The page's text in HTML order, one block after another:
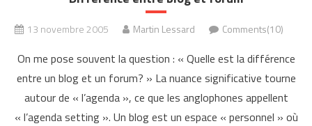
13 novembre 2005 Martin Lessard Comments(10)
On me pose souvent la question : « Quelle est la différence
entre un blog et un forum? » La nuance significative tourne
autour de « l’agenda », ce que les anglophones appellent
« l’agenda setting ». Un blog est un espace « personnel » où